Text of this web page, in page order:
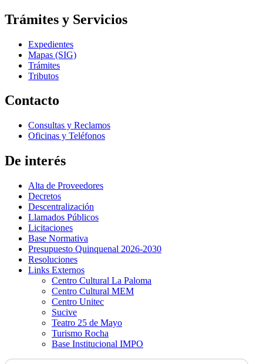
Trámites y Servicios
Expedientes
Mapas (SIG)
Trámites
Tributos
Contacto
Consultas y Reclamos
Oficinas y Teléfonos
De interés
Alta de Proveedores
Decretos
Descentralización
Llamados Públicos
Licitaciones
Base Normativa
Presupuesto Quinquenal 2026-2030
Resoluciones
Links Externos
Centro Cultural La Paloma
Centro Cultural MEM
Centro Unitec
Sucive
Teatro 25 de Mayo
Turismo Rocha
Base Institucional IMPO